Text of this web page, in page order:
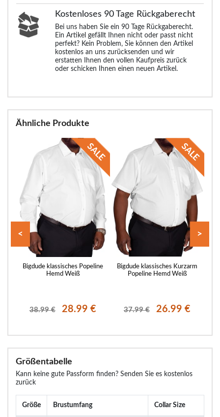
Kostenloses 90 Tage Rückgaberecht
Bei uns haben Sie ein 90 Tage Rückgaberecht.
Ein Artikel gefällt Ihnen nicht oder passt nicht
perfekt? Kein Problem, Sie können den Artikel
kostenlos an uns zurücksenden und wir
erstatten Ihnen den vollen Kaufpreis zurück
oder schicken Ihnen einen neuen Artikel.
Ähnliche Produkte
Bigdude klassisches Popeline
Hemd Weiß
38.99 € 28.99 €
Bigdude klassisches Kurzarm
Popeline Hemd Weiß
37.99 € 26.99 €
< >
Größentabelle
Kann keine gute Passform finden? Senden Sie es kostenlos
zurück
Größe Brustumfang Collar Size